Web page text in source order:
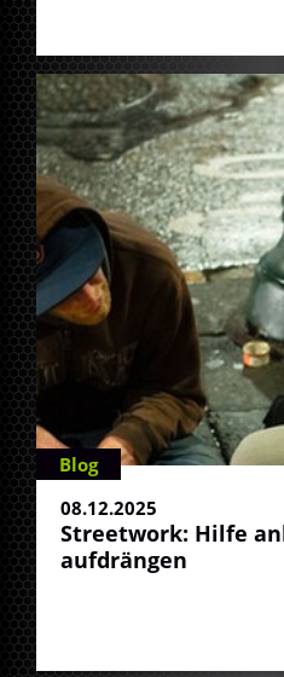
Blog
08.12.2025
Streetwork: Hilfe
aufdrängen